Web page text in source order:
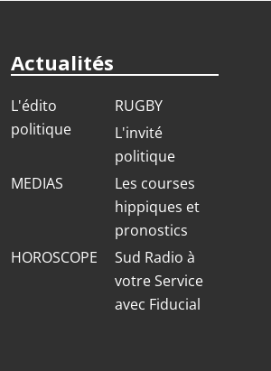
Actualités
L'édito
politique
RUGBY
L'invité
politique
MEDIAS
Les courses
hippiques et
pronostics
HOROSCOPE
Sud Radio à
votre Service
avec Fiducial